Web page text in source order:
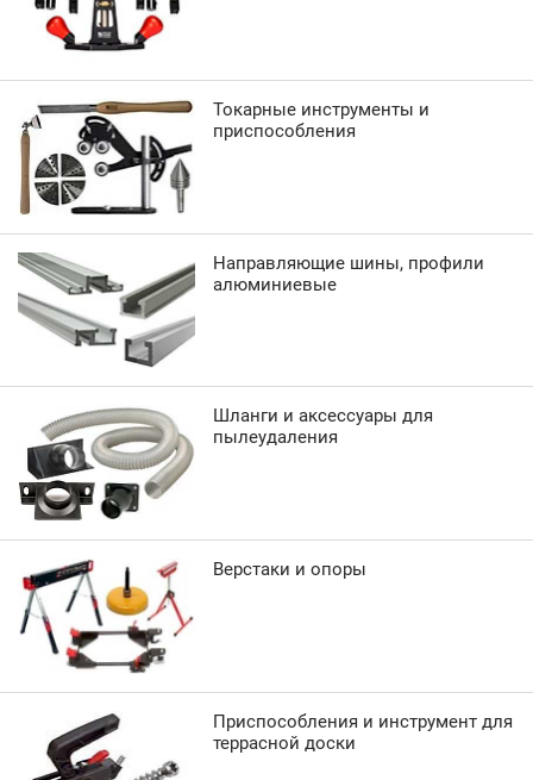
Токарные инструменты и
приспособления
Направляющие шины, профили
алюминиевые
Шланги и аксессуары для
пылеудаления
Верстаки и опоры
Приспособления и инструмент для
террасной доски